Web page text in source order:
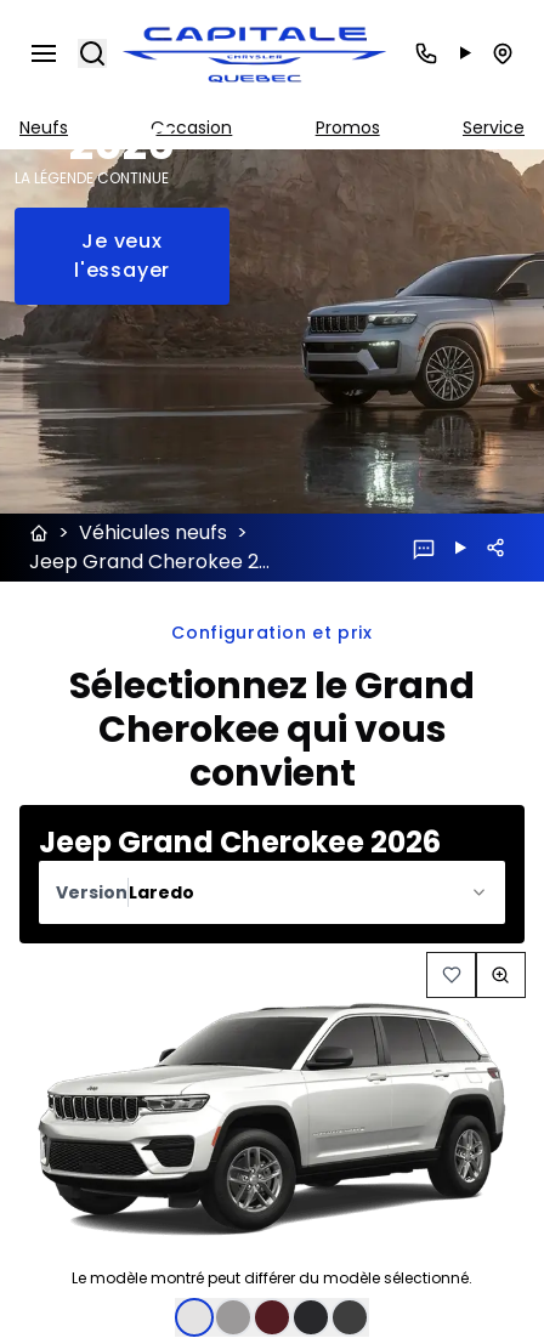
Search
Neufs Occasion Promos Service
Grand
Cherokee
2026
LA LÉGENDE CONTINUE
Je veux
l'essayer
> Véhicules neufs >
Jeep Grand Cherokee 2026 configuration et prix
Configuration et prix
Sélectionnez le Grand
Cherokee qui vous
convient
Jeep Grand Cherokee 2026
VersionLaredo
Le modèle montré peut différer du modèle sélectionné.
Sélection de couleur